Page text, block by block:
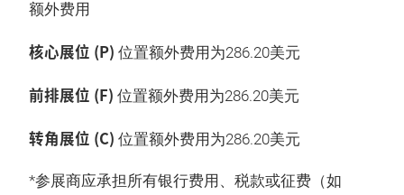
额外费用
核心展位 (P) 位置额外费用为286.20美元
前排展位 (F) 位置额外费用为286.20美元
转角展位 (C) 位置额外费用为286.20美元
*参展商应承担所有银行费用、税款或征费（如